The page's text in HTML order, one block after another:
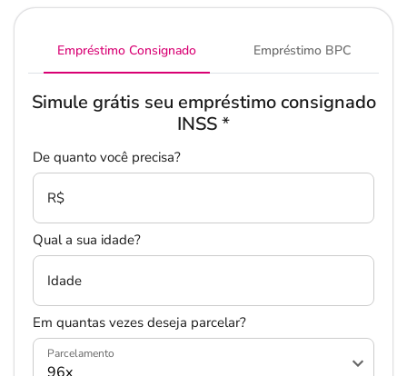
Empréstimo Consignado Empréstimo BPC
Simule grátis seu empréstimo consignado
INSS*
De quanto você precisa?
R$
Qual a sua idade?
Idade
Em quantas vezes deseja parcelar?
Parcelamento